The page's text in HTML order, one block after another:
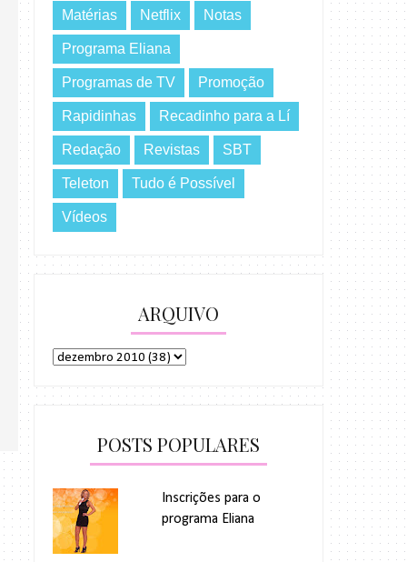
Matérias Netflix Notas
Programa Eliana
Programas de TV Promoção
Rapidinhas Recadinho para a Lí
Redação Revistas SBT
Teleton Tudo é Possível
Vídeos
ARQUIVO
POSTS POPULARES
Inscrições para o
programa Eliana